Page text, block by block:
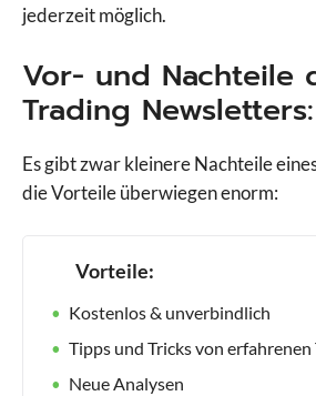
jederzeit möglich.
Vor- und Nachteile
Trading Newsletters:
Es gibt zwar kleinere Nachteile
die Vorteile überwiegen enorm:
Vorteile:
Kostenlos & unverbindlich
Tipps und Tricks von erfahrenen
Neue Analysen